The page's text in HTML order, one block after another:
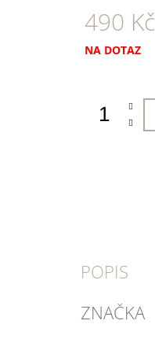
490 Kč
Měrná
NA DOTAZ
POPIS
ZNAČKA